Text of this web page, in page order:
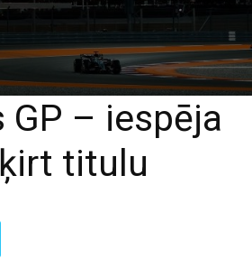
GP – iespēja
titulu